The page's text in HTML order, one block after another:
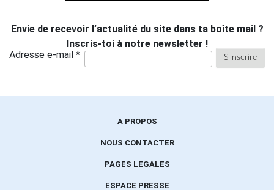
Envie de recevoir l’actualité du site dans ta boîte mail ?
Inscris-toi à notre newsletter !
Adresse e-mail *
A PROPOS
NOUS CONTACTER
PAGES LEGALES
ESPACE PRESSE